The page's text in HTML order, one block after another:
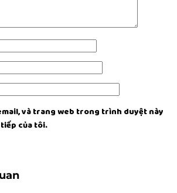
và trang web trong trình duyệt này
của tôi.